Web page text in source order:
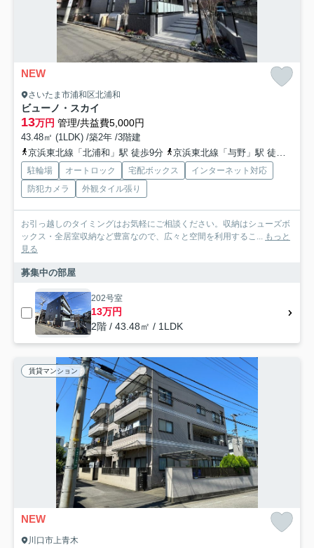
NEW
さいたま市浦和区北浦和
ビューノ・スカイ
13万円 管理/共益費5,000円
43.48㎡ (1LDK) /築2年 /3階建
京浜東北線「北浦和」駅 徒歩9分
京浜東北線「与野」駅 徒歩17分
駐輪場 オートロック 宅配ボックス
インターネット対応
防犯カメラ
外観タイル張り
お引っ越しのタイミングはお気軽にご相談ください。収納はシューズボ
ックス・全居室収納など豊富なので、広々と空間を利用するこ... もっと
見る
募集中の部屋
202号室
13万円
2階 / 43.48㎡ / 1LDK
賃貸マンション
NEW
川口市上青木